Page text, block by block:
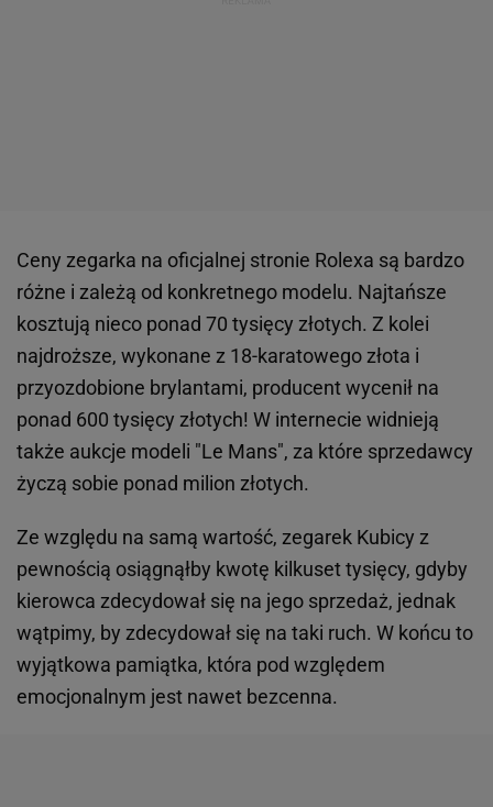
Ceny zegarka na oficjalnej stronie Rolexa są bardzo
różne i zależą od konkretnego modelu. Najtańsze
kosztują nieco ponad 70 tysięcy złotych. Z kolei
najdroższe, wykonane z 18-karatowego złota i
przyozdobione brylantami, producent wycenił na
ponad 600 tysięcy złotych! W internecie widnieją
także aukcje modeli "Le Mans", za które sprzedawcy
życzą sobie ponad milion złotych.
Ze względu na samą wartość, zegarek Kubicy z
pewnością osiągnąłby kwotę kilkuset tysięcy, gdyby
kierowca zdecydował się na jego sprzedaż, jednak
wątpimy, by zdecydował się na taki ruch. W końcu to
wyjątkowa pamiątka, która pod względem
emocjonalnym jest nawet bezcenna.